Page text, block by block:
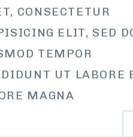
CONSECTETUR
ELIT, SED
TEMPOR
UT LABORE
MAGNA